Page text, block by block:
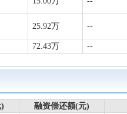
25.92万 --
72.43万 --
融资偿还额(元)